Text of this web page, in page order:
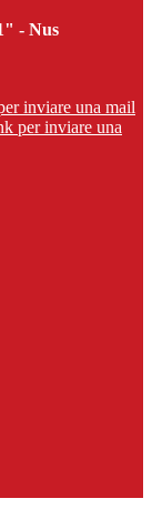
- Nus
inviare una mail
per inviare una